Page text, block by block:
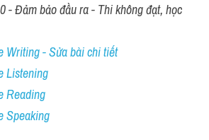
- Đảm bảo đầu ra - Thi không đạt, học
Writing - Sửa bài chi tiết
Listening
Reading
Speaking